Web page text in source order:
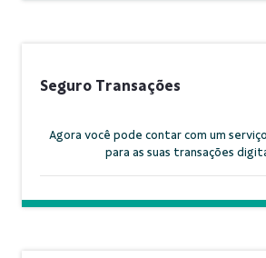
Seguro Transações
Agora você pode contar com um
para as suas transações